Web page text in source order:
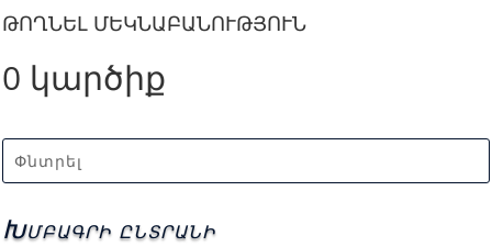
ԹՈՂՆԵԼ ՄԵԿՆԱԲԱՆՈՒԹՅՈՒՆ
0 կարծիք
Խմբագրի ընտրանի